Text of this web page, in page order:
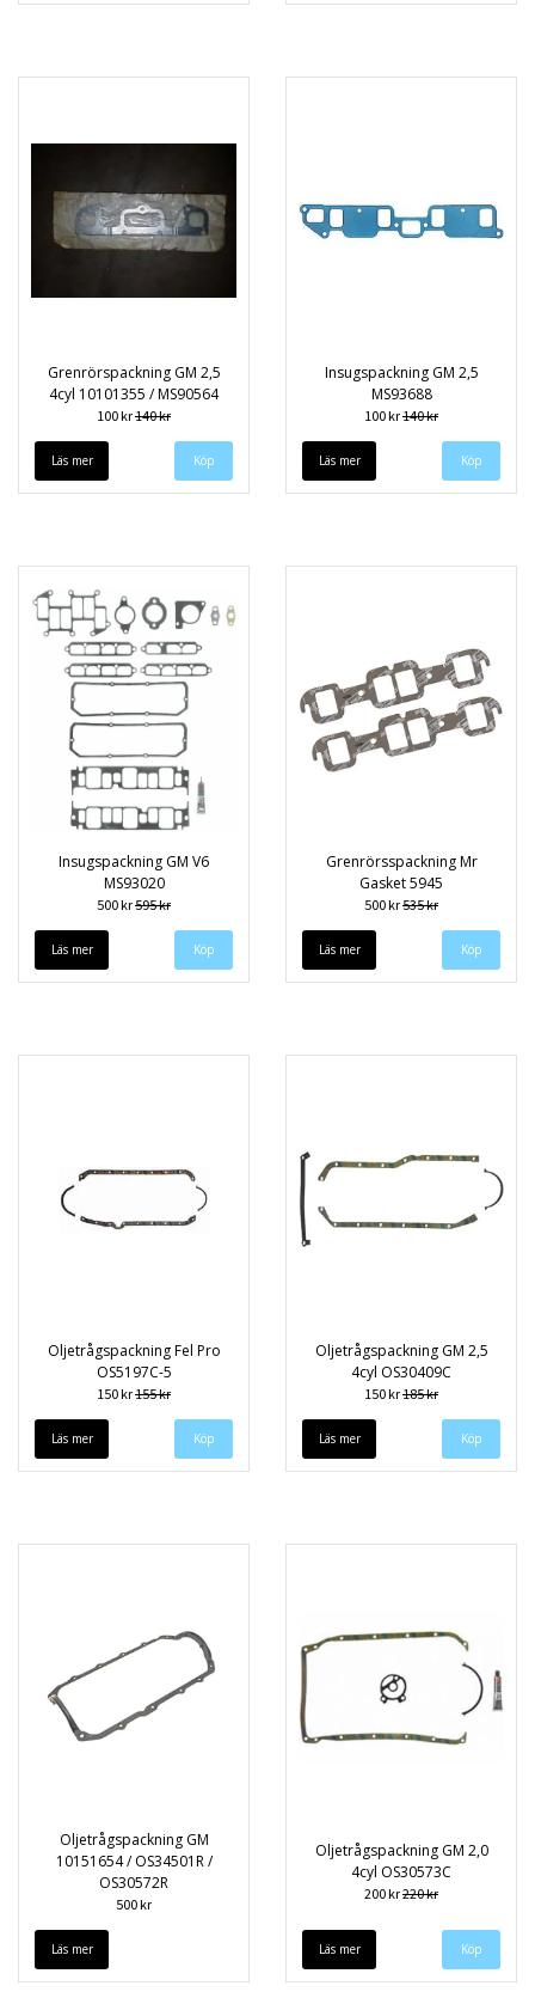
Grenrörspackning GM 2,5
4cyl 10101355 / MS90564
100 kr140 kr
Läs mer
Insugspackning GM 2,5
MS93688
100 kr140 kr
Läs mer
Insugspackning GM V6
MS93020
500 kr595 kr
Läs mer
Grenrörsspackning Mr
Gasket 5945
500 kr535 kr
Läs mer
Oljetrågspackning Fel Pro
OS5197C-5
150 kr155 kr
Läs mer
Oljetrågspackning GM 2,5
4cyl OS30409C
150 kr185 kr
Läs mer
Oljetrågspackning GM
10151654 / OS34501R /
OS30572R
500 kr
Läs mer
Oljetrågspackning GM 2,0
4cyl OS30573C
200 kr220 kr
Läs mer